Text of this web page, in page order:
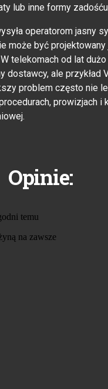
lub inne formy
operatorom jasny
może być
telekomach od lat
dostawcy, ale przykład
problem często nie
prowizjach i
Opinie: